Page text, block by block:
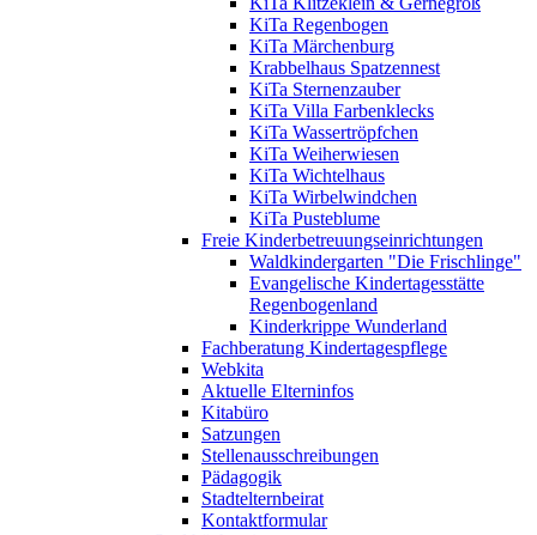
KiTa Regenbogen
KiTa Märchenburg
Krabbelhaus Spatzennest
KiTa Sternenzauber
KiTa Villa Farbenklecks
KiTa Wassertröpfchen
KiTa Weiherwiesen
KiTa Wichtelhaus
KiTa Wirbelwindchen
KiTa Pusteblume
Freie Kinderbetreuungseinrichtungen
Waldkindergarten "Die Frischlinge"
Evangelische Kindertagesstätte
Regenbogenland
Kinderkrippe Wunderland
Fachberatung Kindertagespflege
Webkita
Aktuelle Elterninfos
Kitabüro
Satzungen
Stellenausschreibungen
Pädagogik
Stadtelternbeirat
Kontaktformular